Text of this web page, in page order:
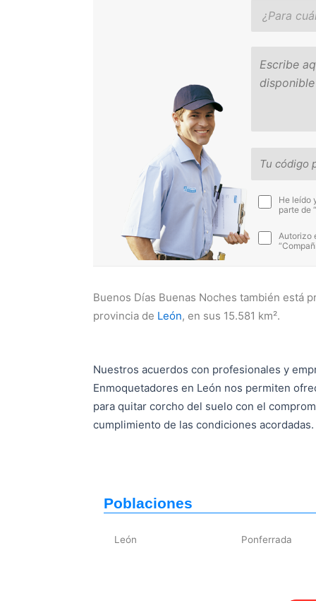
He leído
parte de
Autorizo
Buenos Días Buenas Noches también está
provincia de León, en sus 15.581 km².
Nuestros acuerdos con profesionales y
Enmoquetadores en León nos permiten
para quitar corcho del suelo con el
cumplimiento de las condiciones acordadas.
Poblaciones
León Ponferrada